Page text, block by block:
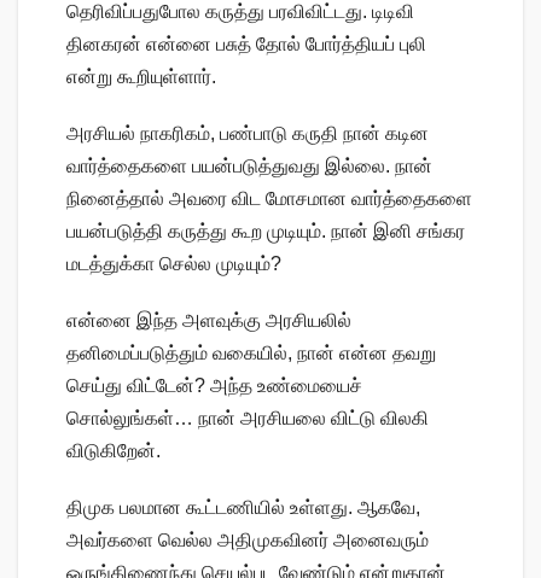
தெரிவிப்பதுபோல கருத்து பரவிவிட்டது. டிடிவி
தினகரன் என்னை பசுத் தோல் போர்த்தியப் புலி
என்று கூறியுள்ளார்.
அரசியல் நாகரிகம், பண்பாடு கருதி நான் கடின
வார்த்தைகளை பயன்படுத்துவது இல்லை. நான்
நினைத்தால் அவரை விட மோசமான வார்த்தைகளை
பயன்படுத்தி கருத்து கூற முடியும். நான் இனி சங்கர
மடத்துக்கா செல்ல முடியும்?
என்னை இந்த அளவுக்கு அரசியலில்
தனிமைப்படுத்தும் வகையில், நான் என்ன தவறு
செய்து விட்டேன்? அந்த உண்மையைச்
சொல்லுங்கள்… நான் அரசியலை விட்டு விலகி
விடுகிறேன்.
திமுக பலமான கூட்டணியில் உள்ளது. ஆகவே,
அவர்களை வெல்ல அதிமுகவினர் அனைவரும்
ஒருங்கிணைந்து செயல்பட வேண்டும் என்றுதான்